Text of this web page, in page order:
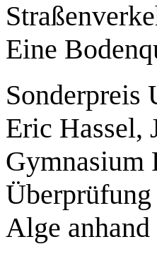
Eine
Sonderpreis
Eric Hassel,
Gymnasium
Alge